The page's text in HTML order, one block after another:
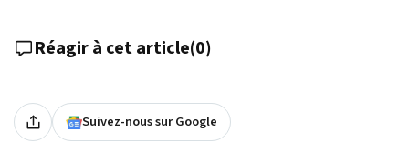
Réagir à cet article(0)
Suivez-nous sur Google